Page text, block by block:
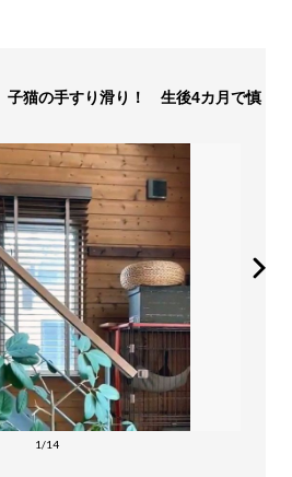
子猫の手すり滑り！ 生後4カ月で慎
1/14